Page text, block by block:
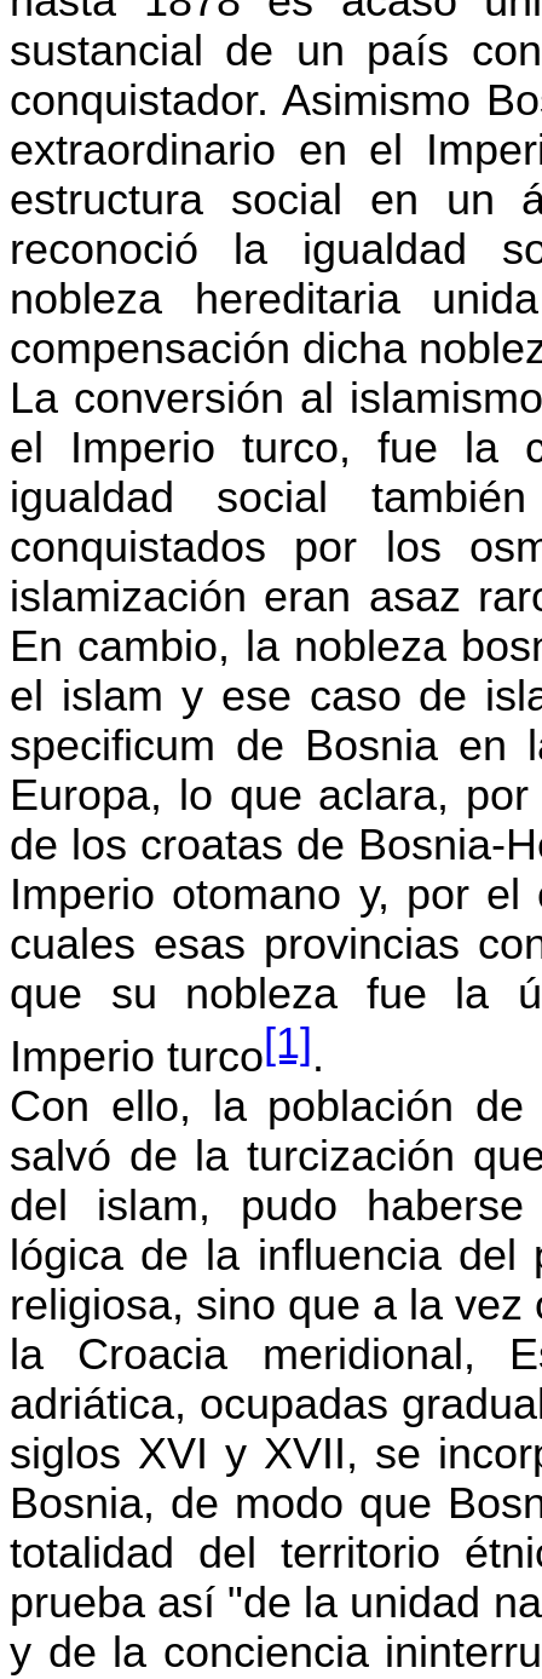
sustancial de un país
conquistador. Asimismo
extraordinario en el
estructura social en un
reconoció la igualdad
nobleza hereditaria
compensación dicha
La conversión al
el Imperio turco, fue la
igualdad social
conquistados por los
islamización eran asaz
En cambio, la nobleza
el islam y ese caso de
specificum de Bosnia en
Europa, lo que aclara,
de los croatas de Bosnia-
Imperio otomano y, por
cuales esas provincias
que su nobleza fue la
Imperio turco[1].
Con ello, la población de
salvó de la turcización
del islam, pudo haberse
lógica de la influencia
religiosa, sino que a la
la Croacia meridional,
adriática, ocupadas
siglos XVI y XVII, se
Bosnia, de modo que
totalidad del territorio
prueba así "de la unidad
y de la conciencia